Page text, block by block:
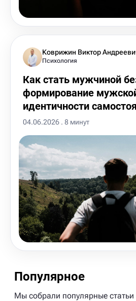
Коврижин Виктор
Психология
Как стать мужчиной
формирование
идентичности
04.06.2026 . 8 минут
Популярное
Мы собрали популярные статьи